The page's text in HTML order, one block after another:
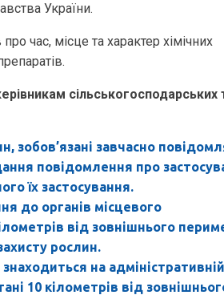
України.
час, місце та характер хімічних
сільськогосподарських
зобов’язані завчасно
повідомлення про
їх застосування.
до органів місцевого
від зовнішнього
рослин.
на адміністративній
10 кілометрів від